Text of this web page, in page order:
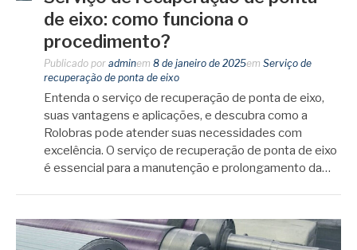
de eixo: como funciona o
procedimento?
Publicado por adminem 8 de janeiro de 2025em Serviço de
recuperação de ponta de eixo
Entenda o serviço de recuperação de ponta de eixo,
suas vantagens e aplicações, e descubra como a
Rolobras pode atender suas necessidades com
excelência. O serviço de recuperação de ponta de eixo
é essencial para a manutenção e prolongamento da…